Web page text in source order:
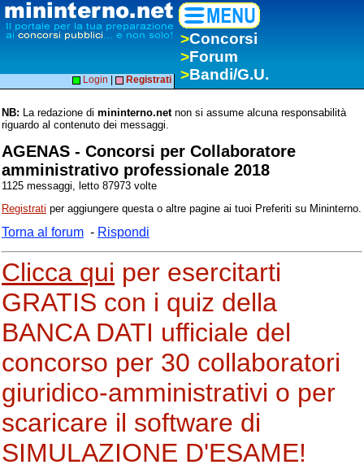
>Concorsi
>Forum
>Bandi/G.U.
Login Registrati
NB: La redazione di mininterno.netnon si assume alcuna responsabilità
riguardo al contenuto dei messaggi.
AGENAS - Concorsi per Collaboratore
amministrativo professionale 2018
1125 messaggi, letto 87973 volte
Registrati per aggiungere questa o altre pagine ai tuoi Preferiti su Mininterno.
Torna al forum - Rispondi
Clicca qui per esercitarti
GRATIS con i quiz della
BANCA DATI ufficiale del
concorso per 30 collaboratori
giuridico-amministrativi o per
scaricare il software di
SIMULAZIONE D'ESAME!